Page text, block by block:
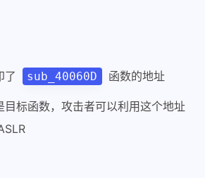
了 sub_40060D 函数的地址
目标函数，攻击者可以利用这个地址